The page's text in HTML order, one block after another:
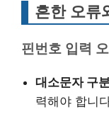
흔한 오류
핀번호 입력
대소문자 구
력해야 합니